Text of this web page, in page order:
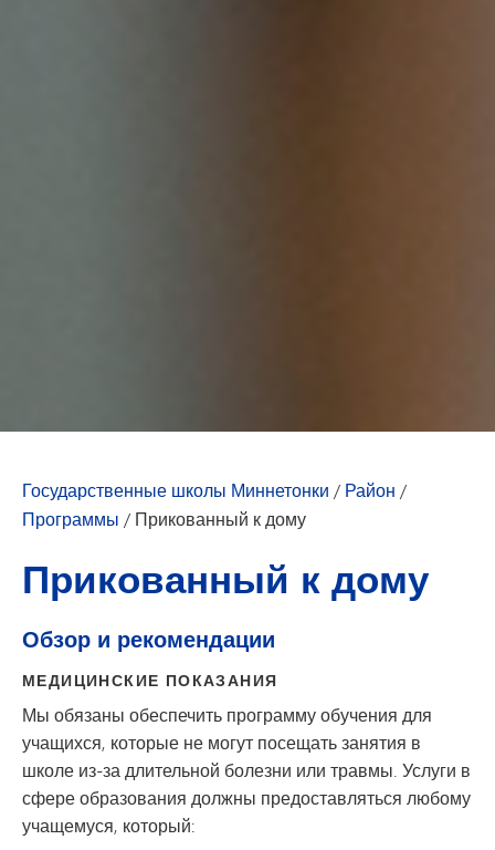
Государственные школы Миннетонки / Район /
Программы / Прикованный к дому
Прикованный к дому
Обзор и рекомендации
МЕДИЦИНСКИЕ ПОКАЗАНИЯ
Мы обязаны обеспечить программу обучения для
учащихся, которые не могут посещать занятия в
школе из-за длительной болезни или травмы. Услуги в
сфере образования должны предоставляться любому
учащемуся, который: